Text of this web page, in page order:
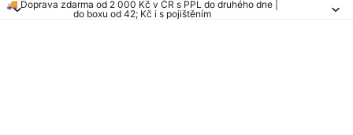
🚚 Doprava zdarma od 2 000 Kč v ČR s PPL do druhého dne |
do boxu od 42; Kč i s pojištěním